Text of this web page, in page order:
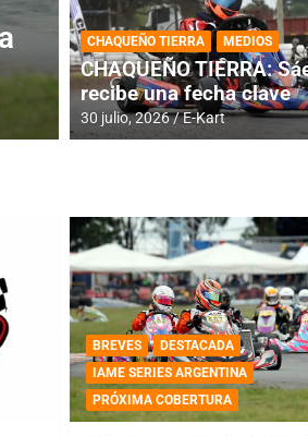
DESTACADA INFORME CENTRAL
RMC BUENOS
histórica en
4 agosto, 2026 E-Kart
CHAQUEÑO TIERRA MEDIOS
CHAQUEÑO TIERRA:
recibe una fecha clave
30 julio, 2026 E-Kart
BREVES
DESTACADA
IAME SERIES ARGENTINA
PRÓXIMA COBERTURA